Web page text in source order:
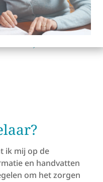
ik mij op de
en handvatten
om het zorgen